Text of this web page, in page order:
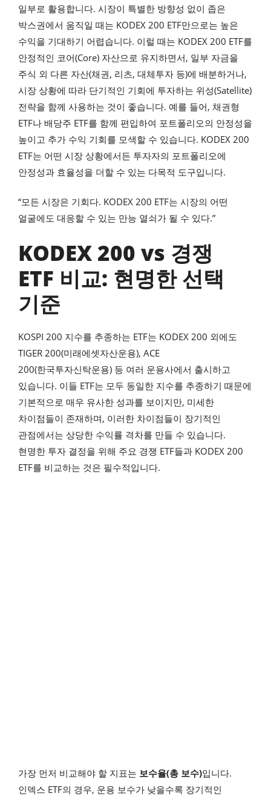
일부로 활용합니다. 시장이 특별한 방향성 없이 좁은
박스권에서 움직일 때는 KODEX 200 ETF만으로는 높은
수익을 기대하기 어렵습니다. 이럴 때는 KODEX 200 ETF를
안정적인 코어(Core) 자산으로 유지하면서, 일부 자금을
주식 외 다른 자산(채권, 리츠, 대체투자 등)에 배분하거나,
시장 상황에 따라 단기적인 기회에 투자하는 위성(Satellite)
전략을 함께 사용하는 것이 좋습니다. 예를 들어, 채권형
ETF나 배당주 ETF를 함께 편입하여 포트폴리오의 안정성을
높이고 추가 수익 기회를 모색할 수 있습니다. KODEX 200
ETF는 어떤 시장 상황에서든 투자자의 포트폴리오에
안정성과 효율성을 더할 수 있는 다목적 도구입니다.
“모든 시장은 기회다. KODEX 200 ETF는 시장의 어떤
얼굴에도 대응할 수 있는 만능 열쇠가 될 수 있다.”
KODEX 200 vs 경쟁
ETF 비교: 현명한 선택
기준
KOSPI 200 지수를 추종하는 ETF는 KODEX 200 외에도
TIGER 200(미래에셋자산운용), ACE
200(한국투자신탁운용) 등 여러 운용사에서 출시하고
있습니다. 이들 ETF는 모두 동일한 지수를 추종하기 때문에
기본적으로 매우 유사한 성과를 보이지만, 미세한
차이점들이 존재하며, 이러한 차이점들이 장기적인
관점에서는 상당한 수익률 격차를 만들 수 있습니다.
현명한 투자 결정을 위해 주요 경쟁 ETF들과 KODEX 200
ETF를 비교하는 것은 필수적입니다.
가장 먼저 비교해야 할 지표는 보수율(총 보수)입니다.
인덱스 ETF의 경우, 운용 보수가 낮을수록 장기적인